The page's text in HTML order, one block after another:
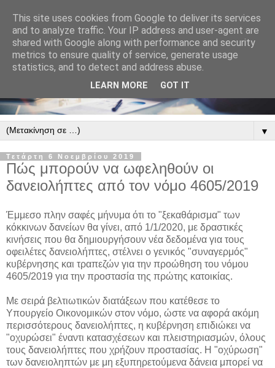
▼
Τετάρτη 6 Νοεμβρίου 2019
Πώς μπορούν να ωφεληθούν οι
δανειολήπτες από τον νόμο 4605/2019
Έμμεσο πλην σαφές μήνυμα ότι το "ξεκαθάρισμα" των
κόκκινων δανείων θα γίνει, από 1/1/2020, με δραστικές
κινήσεις που θα δημιουργήσουν νέα δεδομένα για τους
οφειλέτες δανειολήπτες, στέλνει ο γενικός "συναγερμός"
κυβέρνησης και τραπεζών για την προώθηση του νόμου
4605/2019 για την προστασία της πρώτης κατοικίας.
Με σειρά βελτιωτικών διατάξεων που κατέθεσε το
Υπουργείο Οικονομικών στον νόμο, ώστε να αφορά ακόμη
περισσότερους δανειολήπτες, η κυβέρνηση επιδιώκει να
"οχυρώσει" έναντι κατασχέσεων και πλειστηριασμών, όλους
τους δανειολήπτες που χρήζουν προστασίας. Η "οχύρωση"
των δανειοληπτών με μη εξυπηρετούμενα δάνεια μπορεί να
This site uses cookies from Google to deliver its services
and to analyze traffic. Your IP address and user-agent are
shared with Google along with performance and security
metrics to ensure quality of service, generate usage
statistics, and to detect and address abuse.
LEARN MORE GOT IT